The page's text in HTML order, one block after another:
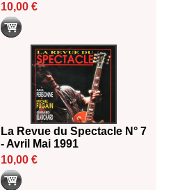
10,00 €
La Revue du Spectacle N° 7
- Avril Mai 1991
10,00 €